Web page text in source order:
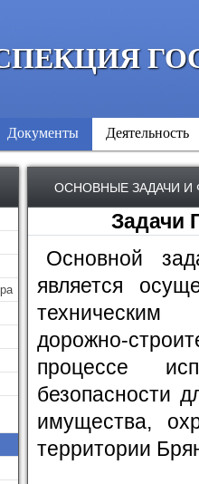
Документы Деятельность
ОСНОВНЫЕ ЗАДАЧИ И
Задачи
Основной
является
техническим
дорожно-
процессе
безопасности
имущества,
территории